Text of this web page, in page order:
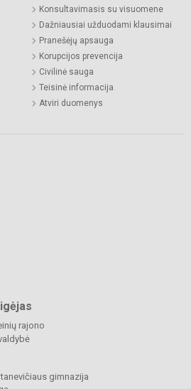
Konsultavimasis su visuomene
Dažniausiai užduodami klausimai
Pranešėjų apsauga
Korupcijos prevencija
Civilinė sauga
Teisinė informacija
Atviri duomenys
rajono
gimnazija